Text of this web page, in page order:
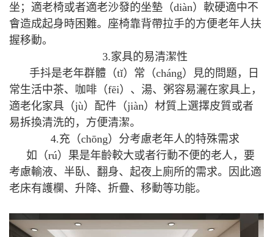
坐；適老椅或者適老沙發的坐墊（diàn）軟硬適中不
會造成起身時困難。座椅靠背帶拉手的方便老年人扶
握移動。
3.家具的易清潔性
手抖是老年群體（tǐ）常（cháng）見的問題，日
常生活中茶、咖啡（fēi）、湯、粥容易灑在家具上，
適老化家具（jù）配件（jiàn）材質上選擇皮質或者
易拆換清洗的，方便清潔。
4.充（chōng）分考慮老年人的特殊需求
如（rú）果是年齡較大或者行動不便的老人，要
考慮輸液、半臥、翻身、起夜上廁所的需求。因此適
老床有護欄、升降、折疊、移動等功能。